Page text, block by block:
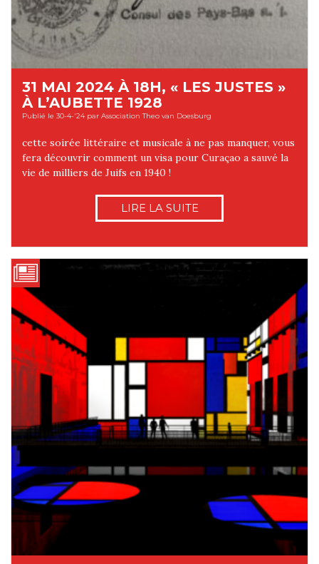
31 MAI 2024 À 18H, « LES JUSTES »
À L’AUBETTE 1928
Publié le 30-4-'24 par Association Theo van Doesburg
cette soirée littéraire et musicale à ne pas manquer, vous
fera découvrir comment un visa pour Curaçao a sauvé la
vie de milliers de Juifs en 1940 !
LIRE LA SUITE